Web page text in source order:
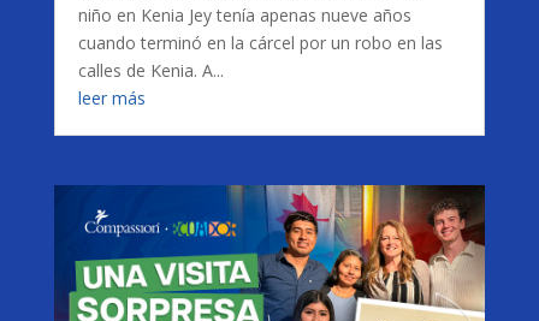
niño en Kenia Jey tenía apenas nueve años
cuando terminó en la cárcel por un robo en las
calles de Kenia. A...
leer más